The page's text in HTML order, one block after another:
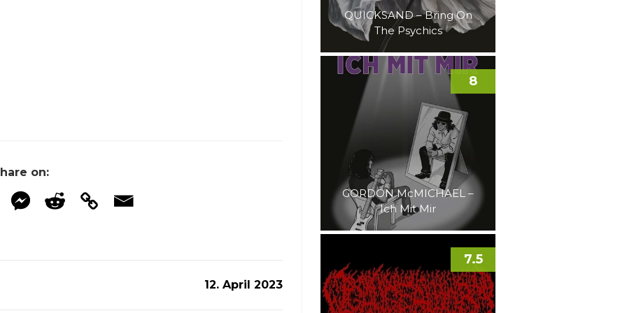
on:
12. April 2023
QUICKSAND – Bring On
The Psychics
GORDON McMICHAEL –
Ich Mit Mir
8
7.5